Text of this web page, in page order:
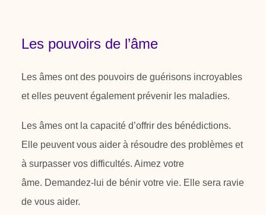
Les pouvoirs de l’âme
Les âmes ont des pouvoirs de guérisons incroyables
et elles peuvent également prévenir les maladies.
Les âmes ont la capacité d’offrir des bénédictions.
Elle peuvent vous aider à résoudre des problèmes et
à surpasser vos difficultés. Aimez votre
âme. Demandez-lui de bénir votre vie. Elle sera ravie
de vous aider.